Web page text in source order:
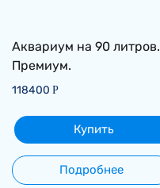
Аквариум на 90 литров.
Премиум.
118400 Р
Купить
Подробнее